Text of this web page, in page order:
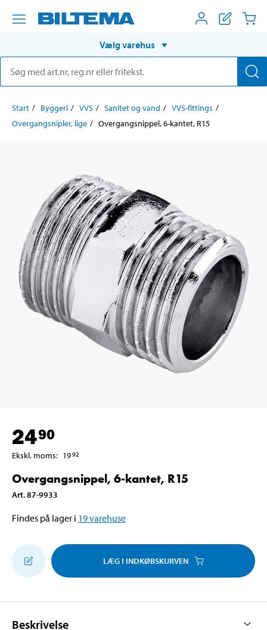
Vælg varehus
Start Byggeri VVS Sanitet og vand
VVS-fittings
Overgangsnipler, lige
Overgangsnippel, 6-kantet, R15
2490
Ekskl. moms: 1992
Overgangsnippel, 6-kantet, R15
Art.87-9933
Findes på lager i 19varehuse
LÆG I INDKØBSKURVEN
Beskrivelse